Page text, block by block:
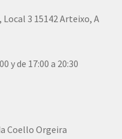
3 15142 Arteixo, A
y de 17:00 a 20:30
Coello Orgeira